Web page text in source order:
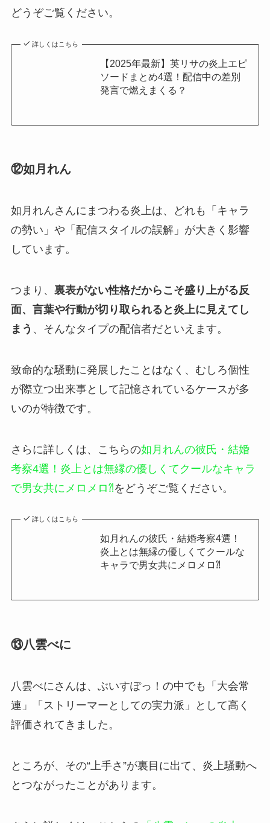
どうぞご覧ください。
詳しくはこちら
【2025年最新】英リサの炎上エピ
ソードまとめ4選！配信中の差別
発言で燃えまくる？
⑫如月れん
如月れんさんにまつわる炎上は、どれも「キャラ
の勢い」や「配信スタイルの誤解」が大きく影響
しています。
つまり、 裏表がない性格だからこそ盛り上がる反
面、言葉や行動が切り取られると炎上に見えてし
まう 、そんなタイプの配信者だといえます。
致命的な騒動に発展したことはなく、むしろ個性
が際立つ出来事として記憶されているケースが多
いのが特徴です。
さらに詳しくは、こちらの如月れんの彼氏・結婚
考察4選！炎上とは無縁の優しくてクールなキャラ
で男女共にメロメロ⁈をどうぞご覧ください。
詳しくはこちら
如月れんの彼氏・結婚考察4選！
炎上とは無縁の優しくてクールな
キャラで男女共にメロメロ⁈
⑬八雲べに
八雲べにさんは、ぶいすぽっ！の中でも「大会常
連」「ストリーマーとしての実力派」として高く
評価されてきました。
ところが、その“上手さ”が裏目に出て、炎上騒動へ
とつながったことがあります。